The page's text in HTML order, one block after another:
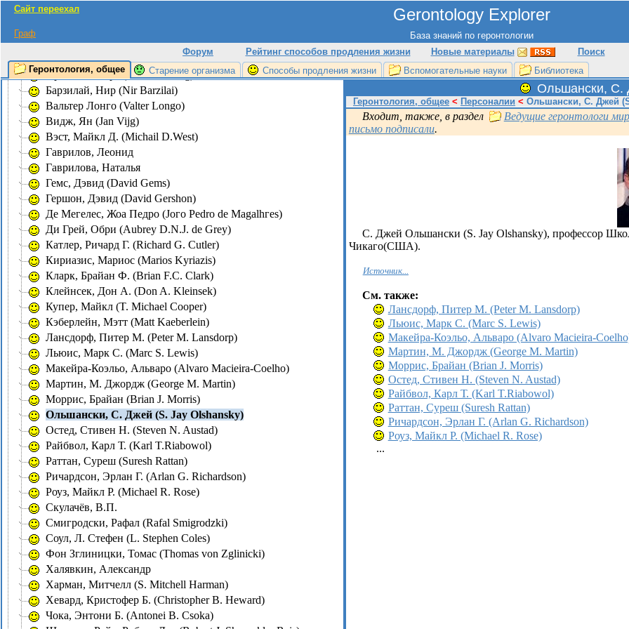
Сайт переехал Gerontology Explorer
База знаний по геронтологии
Граф
Форум
Рейтинг способов продления жизни Новые материалы
Поиск
Геронтология, общее
Старение организма Способы продления жизни Вспомогательные науки Библиотека
Экспериментирование на животных
Персоналии
Анисимов, Владимир
Аркинг, Роберт (Robert Arking)
Барзилай, Нир (Nir Barzilai)
Вальтер Лонго (Valter Longo)
Видж, Ян (Jan Vijg)
Вэст, Майкл Д. (Michail D.West)
Гаврилов, Леонид
Гаврилова, Наталья
Гемс, Дэвид (David Gems)
Гершон, Дэвид (David Gershon)
Де Мегелес, Жоа Педро (Joгo Pedro de Magalhгes)
Ди Грей, Обри (Aubrey D.N.J. de Grey)
Катлер, Ричард Г. (Richard G. Cutler)
Кириазис, Мариос (Marios Kyriazis)
Кларк, Брайан Ф. (Brian F.C. Clark)
Клейнсек, Дон А. (Don A. Kleinsek)
Купер, Майкл (T. Michael Cooper)
Кэберлейн, Мэтт (Matt Kaeberlein)
Лансдорф, Питер М. (Peter M. Lansdorp)
Льюис, Марк С. (Marc S. Lewis)
Мaкейра-Коэльо, Альваро (Alvaro Macieira-Coelho)
Мартин, М. Джордж (George M. Martin)
Моррис, Брайан (Brian J. Morris)
Ольшански, С. Джей (S. Jay Olshansky)
Остед, Стивен Н. (Steven N. Austad)
Райбвол, Карл Т. (Karl T.Riabowol)
Раттан, Суреш (Suresh Rattan)
Ричардсон, Эрлан Г. (Arlan G. Richardson)
Роуз, Майкл Р. (Michael R. Rose)
Скулачёв, В.П.
Смигродски, Рафал (Rafal Smigrodzki)
Соул, Л. Стефен (L. Stephen Coles)
Фон Зглиницки, Томас (Thomas von Zglinicki)
Халявкин, Александр
Харман, Митчелл (S. Mitchell Harman)
Хевард, Кристофер Б. (Christopher B. Heward)
Чока, Энтони Б. (Antonei B. Csoka)
Ольшански, С.
Геронтология, общее < Персоналии < Ольшански, С. Джей
Входит, также, в раздел
Ведущие геронтологи
письмо подписали.
С. Джей Ольшански (S. Jay Olshansky), профессор
Чикаго(США).
Источник...
См. также:
Лансдорф, Питер М. (Peter M. Lansdorp)
Льюис, Марк С. (Marc S. Lewis)
Мaкейра-Коэльо, Альваро (Alvaro Macieira-
Мартин, М. Джордж (George M. Martin)
Моррис, Брайан (Brian J. Morris)
Остед, Стивен Н. (Steven N. Austad)
Райбвол, Карл Т. (Karl T.Riabowol)
Раттан, Суреш (Suresh Rattan)
Ричардсон, Эрлан Г. (Arlan G. Richardson)
Роуз, Майкл Р. (Michael R. Rose)
...